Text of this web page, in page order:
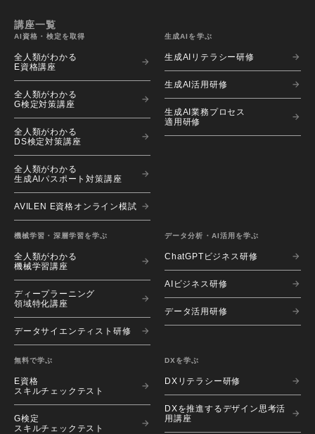
定プログラム」を試験日の過去2年以内に修了する
AVILENでは、JDLA認定プログラムとして「
類がわかるE資格講座
」をご提供しています。
この講座は、機械学習の基本的な「分析タスク」
と「モデル精度評価」のスキル獲得を目指し、
「数理統計」「Pythonプログラミング」「機械学
習モデル構築」を一気通貫で学習します。
数学・統計・Pythonプログラミングを、機械学習
エンジニアリングに関連付けて効率的に学習でき
る点がメリットです。
本講座を修了することで、E資格講座の受講に必要
な前提知識を獲得することができます。
講座一覧
AI資格・検定を取得
全人類がわかる
E資格講座
全人類がわかる
G検定対策講座
全人類がわかる
DS検定対策講座
全人類がわかる
生成AIパスポート対策講座
AVILEN E資格オンライン模試
生成AIを学ぶ
生成AIリテラシー研修
生成AI活用研修
生成AI業務プロセス
適用研修
機械学習・深層学習を学ぶ
全人類がわかる
機械学習講座
ディープラーニング
領域特化講座
データサイエンティスト研修
データ分析・AI活用を学ぶ
ChatGPTビジネス研修
AIビジネス研修
データ活用研修
無料で学ぶ
E資格
スキルチェックテスト
G検定
スキルチェックテスト
DXを学ぶ
DXリテラシー研修
DXを推進するデザイン思考活
用講座